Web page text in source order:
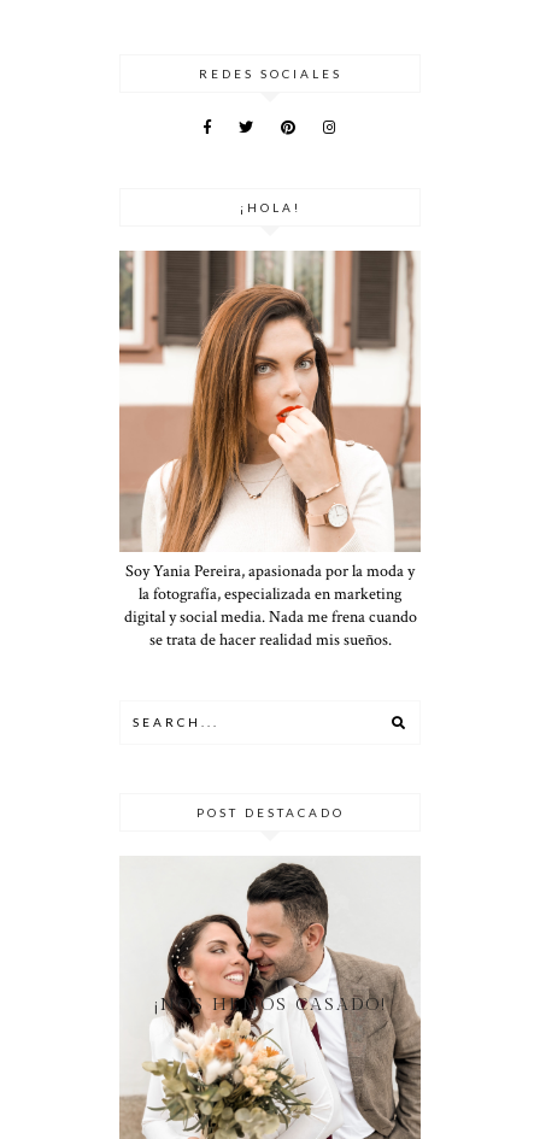
REDES SOCIALES
¡HOLA!
Soy Yania Pereira, apasionada por la moda y
la fotografía, especializada en marketing
digital y social media. Nada me frena cuando
se trata de hacer realidad mis sueños.
POST DESTACADO
¡NOS HEMOS CASADO!